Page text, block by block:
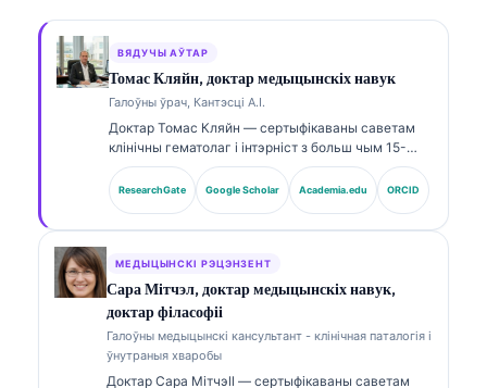
ВЯДУЧЫ АЎТАР
Томас Кляйн, доктар медыцынскіх навук
Галоўны ўрач, Кантэсці А.І.
Доктар Томас Кляйн — сертыфікаваны саветам
клінічны гематолаг і інтэрніст з больш чым 15-
гадовым досвідом у лабараторнай медицині та
клінічным аналізе з використанням ШІ. Як галоўны
медыцынскі дырэктар у Kantesti AI, ён
Доктар Кляйн шырока публікуецца па
інтэрпрэтацыі біямаркераў і лабараторнай
дыягностыцы па тэмах лабараторнай медыцыны.
ResearchGate Google Scholar Academia.edu ORCID
МЕДЫЦЫНСКІ РЭЦЭНЗЕНТ
Сара Мітчэл, доктар медыцынскіх навук,
доктар філасофіі
Галоўны медыцынскі кансультант - клінічная паталогія і
ўнутраныя хваробы
Доктар Сара Мітчэll — сертыфікаваны саветам